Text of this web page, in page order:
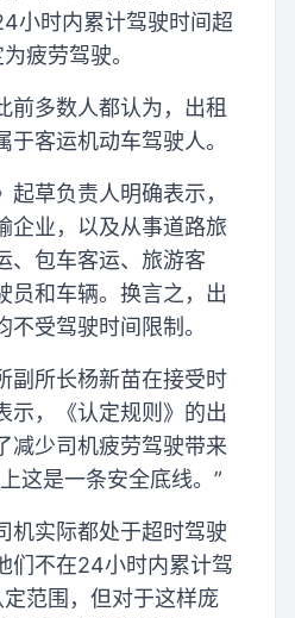
小时内累计驾驶时间超
疲劳驾驶。
前多数人都认为，出租
客运机动车驾驶人。
草负责人明确表示，
企业，以及从事道路旅
、包车客运、旅游客
员和车辆。换言之，出
受驾驶时间限制。
副所长杨新苗在接受时
示，《认定规则》的出
减少司机疲劳驾驶带来
这是一条安全底线。”
机实际都处于超时驾驶
们不在24小时内累计驾
范围，但对于这样庞